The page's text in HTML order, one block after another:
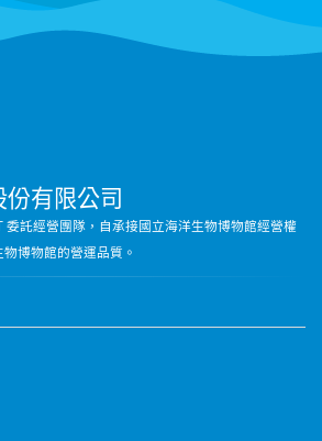
有限公司
委託經營團隊，自承接國立海洋生物博物館經營權
博物館的營運品質。